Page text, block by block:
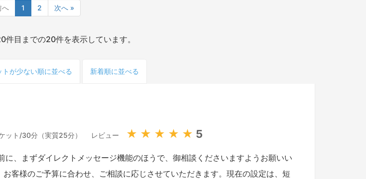
へ 1 2 次へ »
件目までの20件を表示しています。
トが少ない順に並べる 新着順に並べる
ット/30分（実質25分） レビュー ★ ★ ★ ★ ★ 5
に、まずダイレクトメッセージ機能のほうで、御相談くださいますようお願いい
客様のご予算に合わせ、ご相談に応じさせていただきます。現在の設定は、短